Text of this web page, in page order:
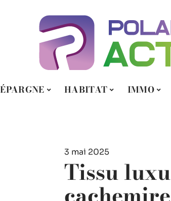
ÉPARGNE HABITAT IMMO
3 mai 2025
Tissu